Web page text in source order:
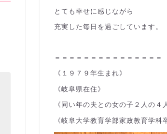
とても幸せに感じながら
充実した毎日を過ごしています。
＝＝＝＝＝＝＝＝＝＝＝＝＝＝＝
《１９７９年生まれ》
《岐阜県在住》
《同い年の夫との女の子２人の４
《岐阜大学教育学部家政教育学科